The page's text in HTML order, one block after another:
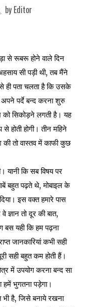
by Editor
से रूबरू होने वाले दिन
सी पड़ी थी, तब मैंने
ही पता चलता है कि उसके
पर्दे बन्द करना शुरु
सिकोड़ने लगती है। यह
होती होगी। तीन महिने
की तो वास्तव में काफी कुछ
यानी कि सब विषय पर
बहुत पढ़ते थे, मोबाइल के
इस वक्त हमारे पास
तो दूर की बात,
बस यही कि हम पढ़ना
जानकारियां कभी सही
सही बहुत कम होती हैं।
में उपयोग करना बन्द सा
हमें भुगतना पड़ेगा।
है, जिसे बनाये रखना